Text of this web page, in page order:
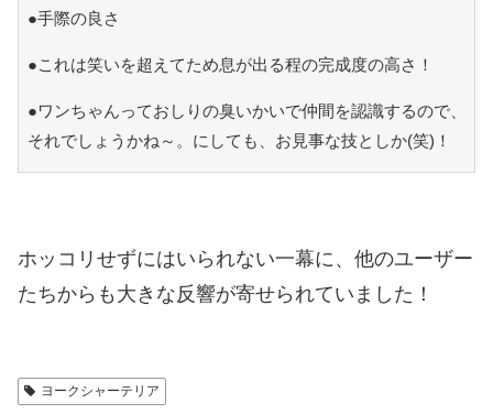
●手際の良さ
●これは笑いを超えてため息が出る程の完成度の高さ！
●ワンちゃんっておしりの臭いかいで仲間を認識するので、
それでしょうかね～。にしても、お見事な技としか(笑)！
ホッコリせずにはいられない一幕に、他のユーザー
たちからも大きな反響が寄せられていました！
ヨークシャーテリア